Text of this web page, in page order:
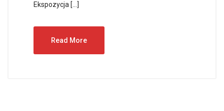
Ekspozycja […]
Read More